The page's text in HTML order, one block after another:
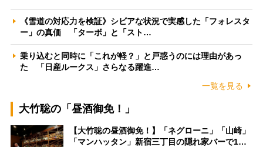
《雪道の対応力を検証》シビアな状況で実感した「フォレスタ
ー」の真価 「ターボ」と「スト…
乗り込むと同時に「これが軽？」と戸惑うのには理由があっ
た 「日産ルークス」さらなる躍進…
一覧を見る
大竹聡の「昼酒御免！」
【大竹聡の昼酒御免！】「ネグローニ」「山崎」
「マンハッタン」新宿三丁目の隠れ家バーで1…